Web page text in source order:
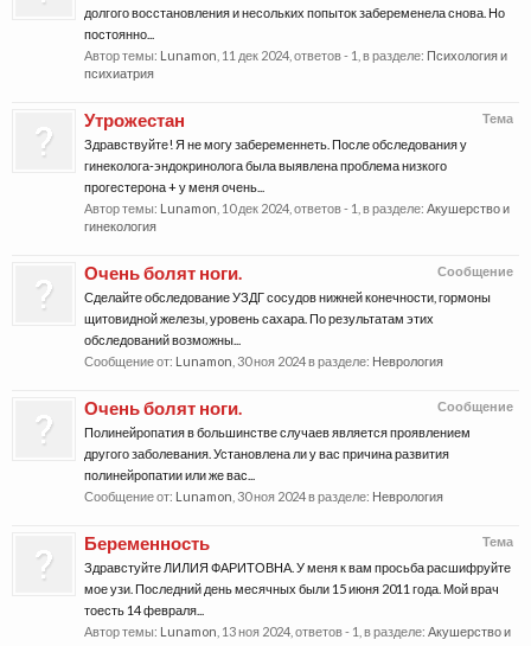
долгого восстановления и несольких попыток забеременела снова. Но
постоянно...
Автор темы: Lunamon 11 дек 2024 , ответов - 1, в разделе: Психология и
психиатрия
Тема
Утрожестан
Здравствуйте! Я не могу забеременнеть. После обследования у
гинеколога-эндокринолога была выявлена проблема низкого
прогестерона + у меня очень...
Автор темы: Lunamon 10 дек 2024 , ответов - 1, в разделе: Акушерство и
гинекология
Сообщение
Очень болят ноги.
Сделайте обследование УЗДГ сосудов нижней конечности, гормоны
щитовидной железы, уровень сахара. По результатам этих
обследований возможны...
Сообщение от: Lunamon 30 ноя 2024в разделе: Неврология
Сообщение
Очень болят ноги.
Полинейропатия в большинстве случаев является проявлением
другого заболевания. Установлена ли у вас причина развития
полинейропатии или же вас...
Сообщение от: Lunamon 30 ноя 2024в разделе: Неврология
Тема
Беременность
Здравстуйте ЛИЛИЯ ФАРИТОВНА. У меня к вам просьба расшифруйте
мое узи. Последний день месячных были 15 июня 2011 года. Мой врач
тоесть 14 февраля...
Автор темы: Lunamon 13 ноя 2024 , ответов - 1, в разделе: Акушерство и